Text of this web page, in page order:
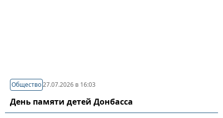
Общество27.07.2026 в 16:03
День памяти детей Донбасса